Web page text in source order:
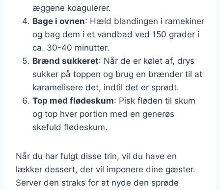
æggene koagulerer.
Bage i ovnen: Hæld blandingen i ramekiner
og bag dem i et vandbad ved 150 grader i
ca. 30-40 minutter.
Brænd sukkeret: Når de er kølet af, drys
sukker på toppen og brug en brænder til at
karamelisere det, indtil det er sprødt.
Top med flødeskum: Pisk fløden til skum
og top hver portion med en generøs
skefuld flødeskum.
Når du har fulgt disse trin, vil du have en
lækker dessert, der vil imponere dine gæster.
Server den straks for at nyde den sprøde